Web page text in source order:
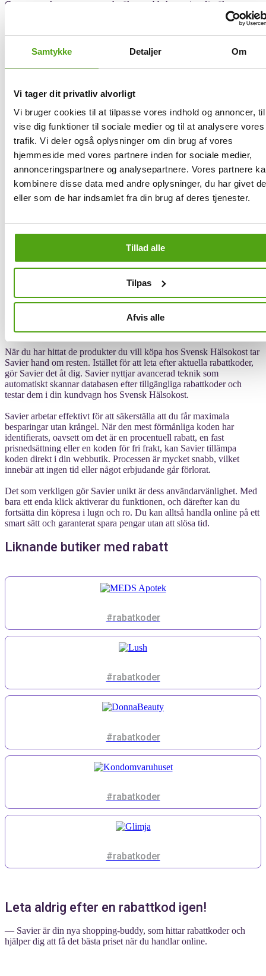
Samtykke Detaljer Om
Vi tager dit privatliv alvorligt
Vi bruger cookies til at tilpasse vores indhold og annoncer,
vise dig funktioner til sociale medier og til at analysere vores
trafik. Vi deler også oplysninger om din brug af vores
hjemmeside med vores partnere inden for sociale medier,
annonceringspartnere og analysepartnere. Vores partnere
kombinere disse data med andre oplysninger, du har givet
eller som de har indsamlet fra din brug af deres tjenester.
Tillad alle
Tilpas
Afvis alle
Genom att skapa en trygg och säker webbshoppning försäkrar
Svensk Hälsokost sina kunder om att deras kosttillskott har samma
höga standard som de i fysiska butiker. Med tydlig märkning av
innehåll och utgångsdatum, samt strikta krav på produkternas
sammansättning vill man ge kunderna förtroende för deras
hälsoprodukter.
Hälsokost ge sina kunder möjlighet att göra hälsosamma val för
deras kropp och välmående.
Få rabatt på Svensk Hälsokost via Savier
Rabattkoder, som även kallas kampanjkoder eller kupongkoder,
spelar en viktig roll vid nätshopping, eftersom de ger konsumenter
möjligheten att spara pengar. Dessa koder kan förse köpare med
olika fördelar, såsom procentuella rabatter, fasta prisreduktioner eller
förstå deras funktion och använda dem strategiskt.
Med Savier behöver du dock inte längre leta efter giltiga rabattkoder.
som ger den största rabatten direkt i din varukorg – allt med bara ett
För att få bästa pris när du handlar online är det viktigt att använda
en praktisk shoppingassistent som hittar de bästa erbjudandena och
rabatterna när du handlar hos Svensk Hälsokost.
När du har hittat de produkter du vill köpa hos Svensk Hälsokost tar
Savier hand om resten. Istället för att leta efter aktuella rabattkoder,
gör Savier det åt dig. Savier nyttjar avancerad teknik som
automatiskt skannar databasen efter tillgängliga rabattkoder och
testar dem i din kundvagn hos Svensk Hälsokost.
Savier arbetar effektivt för att säkerställa att du får maximala
besparingar utan krångel. När den mest förmånliga koden har
identifierats, oavsett om det är en procentuell rabatt, en fast
prisnedsättning eller en koden för fri frakt, kan Savier tillämpa
koden direkt i din webbutik. Processen är mycket snabb, vilket
innebär att ingen tid eller något erbjudande går förlorat.
Det som verkligen gör Savier unikt är dess användarvänlighet. Med
bara ett enda klick aktiverar du funktionen, och därefter kan du
fortsätta din köpresa i lugn och ro. Du kan alltså handla online på ett
smart sätt och garanterat spara pengar utan att slösa tid.
Liknande butiker med rabatt
#rabatkoder
#rabatkoder
#rabatkoder
#rabatkoder
#rabatkoder
Leta aldrig efter en rabattkod igen!
— Savier är din nya shopping-buddy, som hittar rabattkoder och
hjälper dig att få det bästa priset när du handlar online.